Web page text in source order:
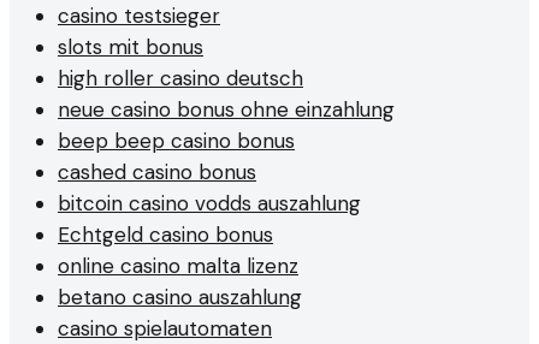
casino testsieger
slots mit bonus
high roller casino deutsch
neue casino bonus ohne einzahlung
beep beep casino bonus
cashed casino bonus
bitcoin casino vodds auszahlung
Echtgeld casino bonus
online casino malta lizenz
betano casino auszahlung
casino spielautomaten